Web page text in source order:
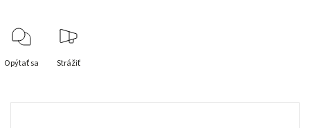
Opýtať sa Strážiť